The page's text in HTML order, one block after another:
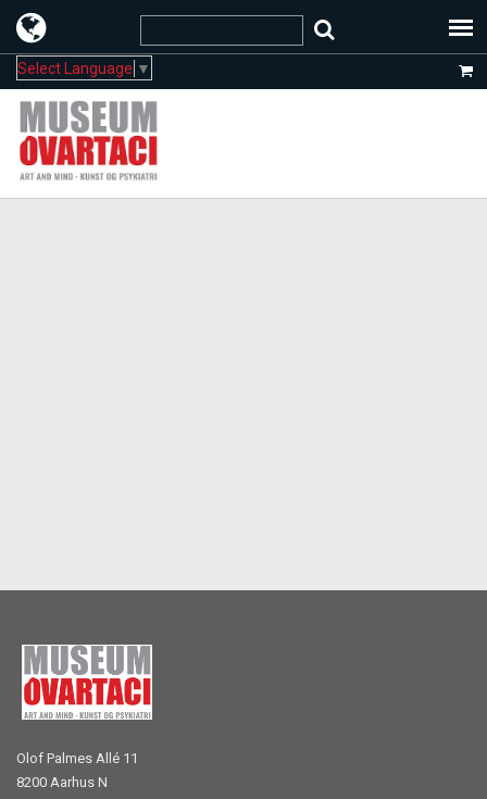
Select Language ▼
Olof Palmes Allé 11
8200 Aarhus N